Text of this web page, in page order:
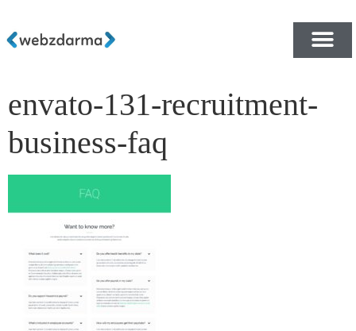
envato-131-recruitment-
business-faq